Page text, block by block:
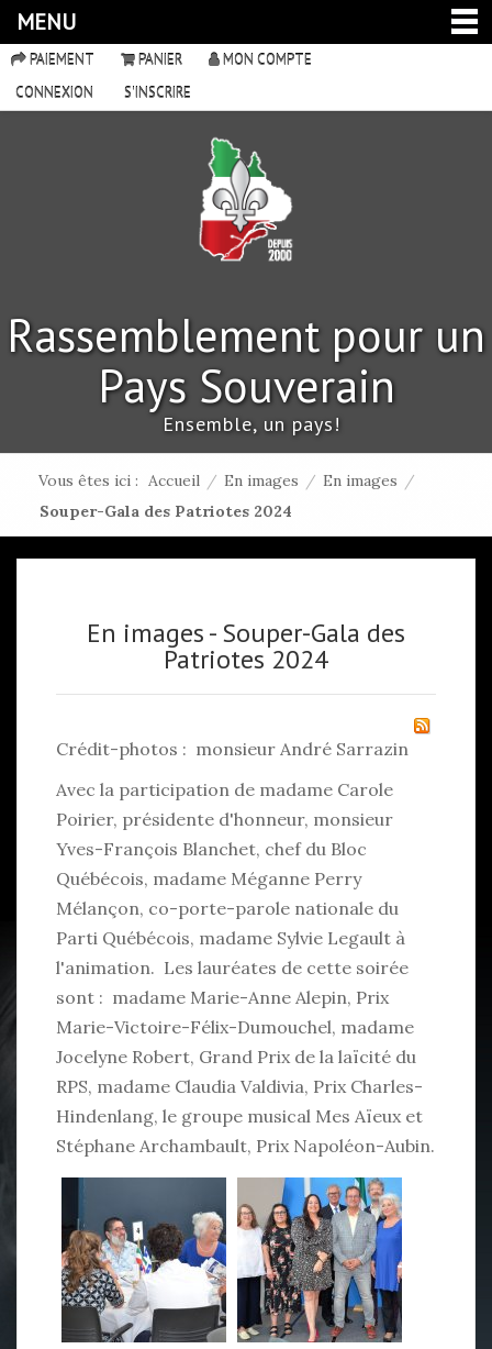
MENU
PAIEMENT PANIER
MON COMPTE
CONNEXION
S'INSCRIRE
Rassemblement pour un
Pays Souverain
Ensemble, un pays!
Vous êtes ici : Accueil / En images / En images /
Souper-Gala des Patriotes 2024
En images - Souper-Gala des
Patriotes 2024
Crédit-photos : monsieur André Sarrazin
Avec la participation de madame Carole
Poirier, présidente d'honneur, monsieur
Yves-François Blanchet, chef du Bloc
Québécois, madame Méganne Perry
Mélançon, co-porte-parole nationale du
Parti Québécois, madame Sylvie Legault à
l'animation. Les lauréates de cette soirée
sont : madame Marie-Anne Alepin, Prix
Marie-Victoire-Félix-Dumouchel, madame
Jocelyne Robert, Grand Prix de la laïcité du
RPS, madame Claudia Valdivia, Prix Charles-
Hindenlang, le groupe musical Mes Aïeux et
Stéphane Archambault, Prix Napoléon-Aubin.